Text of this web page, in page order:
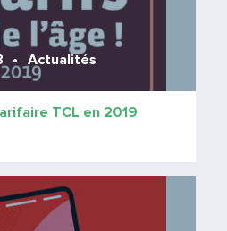
Actualités
TCL en 2019